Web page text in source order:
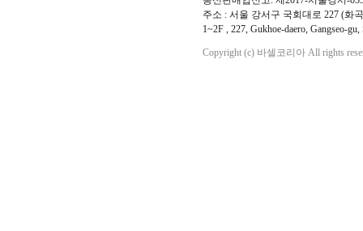
주소 : 서울 강서구 국회대로 227 (화
1~2F , 227, Gukhoe-daero, Gangseo-
Copyright (c) 바셀코리아 All rights